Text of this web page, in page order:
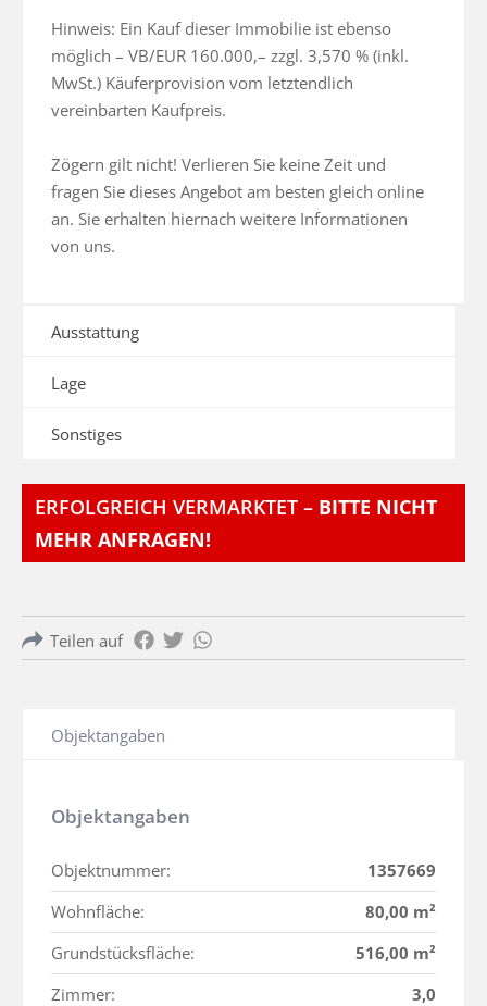
Hinweis: Ein Kauf dieser Immobilie ist ebenso
möglich – VB/EUR 160.000,– zzgl. 3,570 % (inkl.
MwSt.) Käuferprovision vom letztendlich
vereinbarten Kaufpreis.
Zögern gilt nicht! Verlieren Sie keine Zeit und
fragen Sie dieses Angebot am besten gleich online
an. Sie erhalten hiernach weitere Informationen
von uns.
Ausstattung
Lage
Sonstiges
ERFOLGREICH VERMARKTET – BITTE NICHT
MEHR ANFRAGEN!
Teilen auf
Objektangaben
Objektangaben
Objektnummer:
1357669
Wohnfläche:
80,00 m²
Grundstücksfläche:
516,00 m²
Zimmer:
3,0